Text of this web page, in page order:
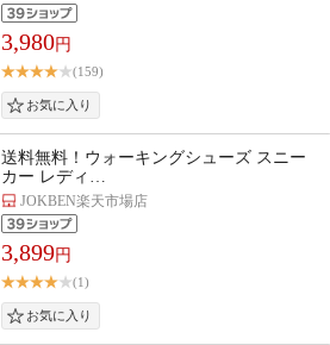
3,980円
(159)
送料無料！ウォーキングシューズ スニー
カー レディ…
JOKBEN楽天市場店
3,899円
(1)